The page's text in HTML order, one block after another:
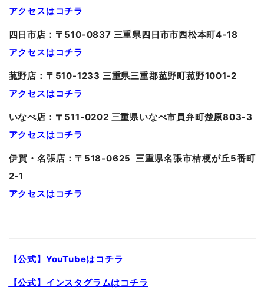
アクセスはコチラ
四日市店：〒510-0837 三重県四日市市西松本町4-18
アクセスはコチラ
菰野店：〒510-1233 三重県三重郡菰野町菰野1001-2
アクセスはコチラ
いなべ店：〒511-0202 三重県いなべ市員弁町楚原803-3
アクセスはコチラ
伊賀・名張店：〒518-0625 三重県名張市桔梗が丘5番町
2-1
アクセスはコチラ
【公式】YouTubeはコチラ
【公式】インスタグラムはコチラ